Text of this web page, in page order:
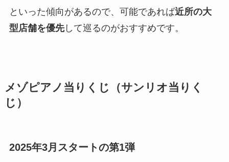
といった傾向があるので、可能であれば近所の大
型店舗を優先して巡るのがおすすめです。
メゾピアノ当りくじ（サンリオ当りく
じ）
2025年3月スタートの第1弾